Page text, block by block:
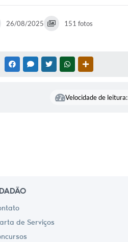
26/08/2025 151 fotos
FACEBOOKMESSENGER
TWITTERWHATSAPP
Velocidade de leitura:
de Serviços